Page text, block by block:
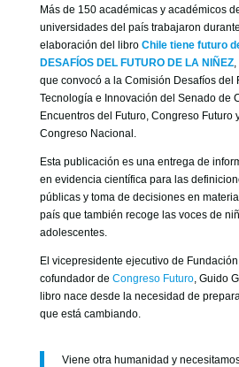
Más de 150 académicas y académicos
universidades del país trabajaron
elaboración del libro Chile tiene futuro
DESAFÍOS DEL FUTURO DE LA NIÑEZ,
que convocó a la Comisión Desafíos del
Tecnología e Innovación del Senado de
Encuentros del Futuro, Congreso Futuro
Congreso Nacional.
Esta publicación es una entrega de
en evidencia científica para las
públicas y toma de decisiones en
país que también recoge las voces de
adolescentes.
El vicepresidente ejecutivo de
cofundador de Congreso Futuro, Guido
libro nace desde la necesidad de
que está cambiando.
Viene otra humanidad y